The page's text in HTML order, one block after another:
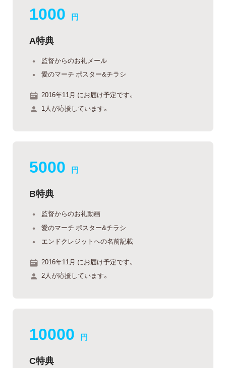
1000 円
A特典
監督からのお礼メール
愛のマーチ ポスター&チラシ
2016年11月 にお届け予定です。
1人が応援しています。
5000 円
B特典
監督からのお礼動画
愛のマーチ ポスター&チラシ
エンドクレジットへの名前記載
2016年11月 にお届け予定です。
2人が応援しています。
10000 円
C特典